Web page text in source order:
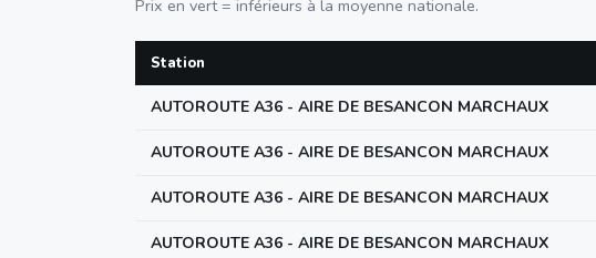
Prix en vert = inférieurs à la moyenne nationale.
Station
AUTOROUTE A36 - AIRE DE BESANCON MARCHAUX
AUTOROUTE A36 - AIRE DE BESANCON MARCHAUX
AUTOROUTE A36 - AIRE DE BESANCON MARCHAUX
AUTOROUTE A36 - AIRE DE BESANCON MARCHAUX